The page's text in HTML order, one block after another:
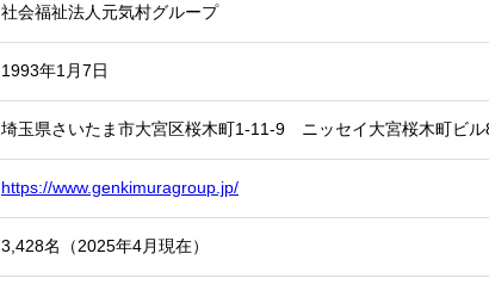
社会福祉法人元気村グループ
1993年1月7日
埼玉県さいたま市大宮区桜木町1-11-9 ニッセイ大宮桜木町ビル
https://www.genkimuragroup.jp/
3,428名（2025年4月現在）